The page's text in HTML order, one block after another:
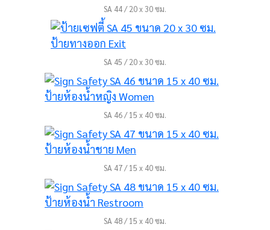
SA 44 / 20 x 30 ซม.
SA 45 / 20 x 30 ซม.
SA 46 / 15 x 40 ซม.
SA 47 / 15 x 40 ซม.
SA 48 / 15 x 40 ซม.